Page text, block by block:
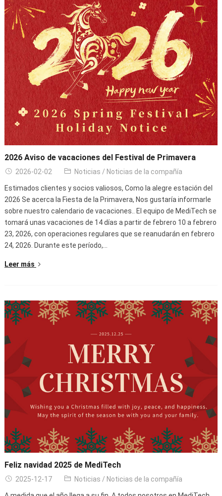
2026 Aviso de vacaciones del Festival de Primavera
2026-02-02 Noticias / Noticias de la compañía
Estimados clientes y socios valiosos, Como la alegre estación del
2026 Se acerca la Fiesta de la Primavera, Nos gustaría informarle
sobre nuestro calendario de vacaciones.. El equipo de MediTech se
tomará unas vacaciones de 14 días a partir de febrero 10 a febrero
23, 2026, con operaciones regulares que se reanudarán en febrero
24, 2026. Durante este período,…
Leer más
Feliz navidad 2025 de MediTech
2025-12-17 Noticias / Noticias de la compañía